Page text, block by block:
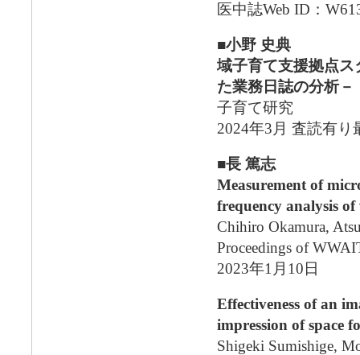
医中誌Web ID：
■小野 史典
域子育て支援拠点
た業務日誌の分析－
子育て研究
2024年3月 査読有り
■長 篤志
Measurement of
frequency analysis of
Chihiro Okamura,
Proceedings of
2023年1月10日
Effectiveness of an
impression of space
Shigeki Sumishige,